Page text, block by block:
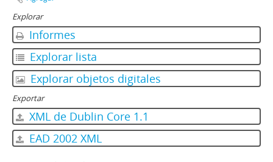
Explorar
Informes
Explorar lista
Explorar objetos digitales
Exportar
XML de Dublin Core 1.1
EAD 2002 XML